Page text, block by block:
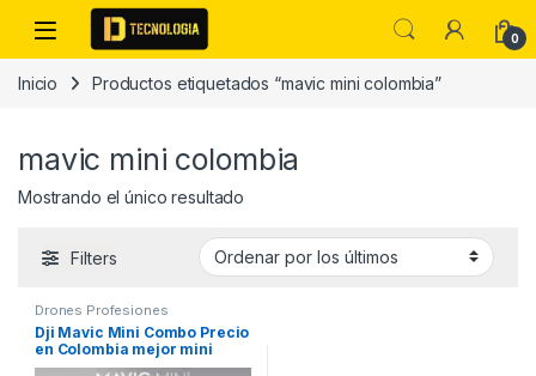
Skip to navigation
Skip to content
0
Inicio Productos etiquetados “mavic mini colombia”
mavic mini colombia
Mostrando el único resultado
Filters
Drones Profesiones
Dji Mavic Mini Combo Precio
en Colombia mejor mini
drone 2020